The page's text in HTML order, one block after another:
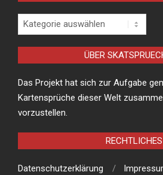
Bitte
wählen:
ÜBER
Das Projekt hat sich zur Aufgabe
Kartensprüche dieser Welt
vorzustellen.
RECHTLICHES
Datenschutzerklärung